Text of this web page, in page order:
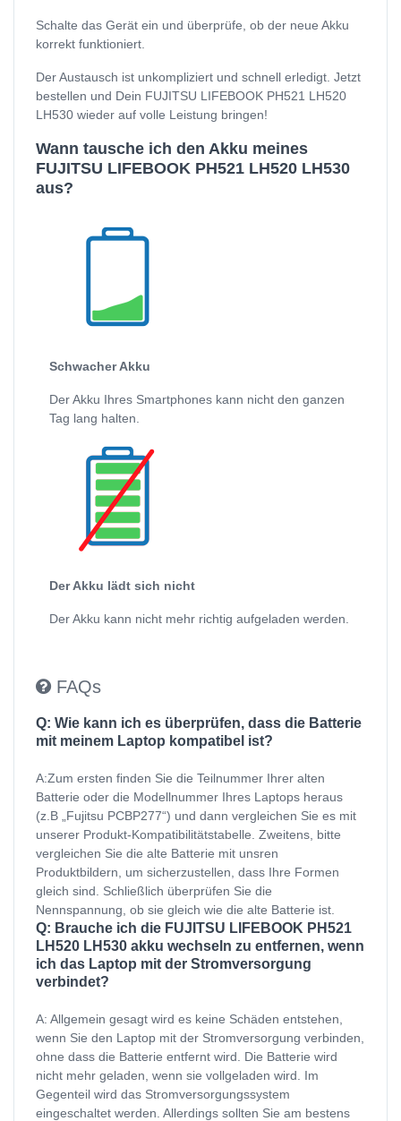
Schalte das Gerät ein und überprüfe, ob der neue Akku
korrekt funktioniert.
Der Austausch ist unkompliziert und schnell erledigt. Jetzt
bestellen und Dein FUJITSU LIFEBOOK PH521 LH520
LH530 wieder auf volle Leistung bringen!
Wann tausche ich den Akku meines
FUJITSU LIFEBOOK PH521 LH520 LH530
aus?
Schwacher Akku
Der Akku Ihres Smartphones kann nicht den ganzen
Tag lang halten.
Der Akku lädt sich nicht
Der Akku kann nicht mehr richtig aufgeladen werden.
FAQs
Q: Wie kann ich es überprüfen, dass die Batterie
mit meinem Laptop kompatibel ist?
A:Zum ersten finden Sie die Teilnummer Ihrer alten
Batterie oder die Modellnummer Ihres Laptops heraus
(z.B „Fujitsu PCBP277“) und dann vergleichen Sie es mit
unserer Produkt-Kompatibilitätstabelle. Zweitens, bitte
vergleichen Sie die alte Batterie mit unsren
Produktbildern, um sicherzustellen, dass Ihre Formen
gleich sind. Schließlich überprüfen Sie die
Nennspannung, ob sie gleich wie die alte Batterie ist.
Q: Brauche ich die FUJITSU LIFEBOOK PH521
LH520 LH530 akku wechseln zu entfernen, wenn
ich das Laptop mit der Stromversorgung
verbindet?
A: Allgemein gesagt wird es keine Schäden entstehen,
wenn Sie den Laptop mit der Stromversorgung verbinden,
ohne dass die Batterie entfernt wird. Die Batterie wird
nicht mehr geladen, wenn sie vollgeladen wird. Im
Gegenteil wird das Stromversorgungssystem
eingeschaltet werden. Allerdings sollten Sie am bestens